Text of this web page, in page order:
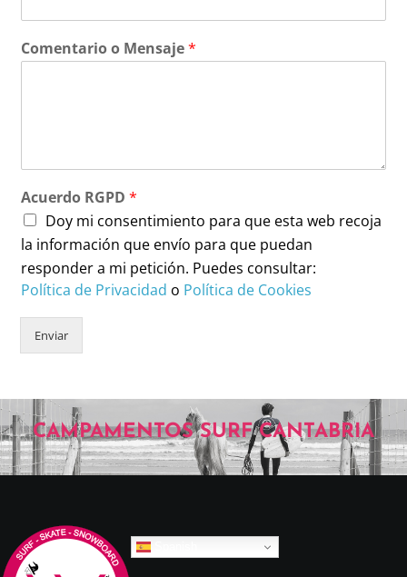
Comentario o Mensaje*
Acuerdo RGPD*
Doy mi consentimiento para que esta web recoja
la información que envío para que puedan
responder a mi petición. Puedes consultar:
Política de Privacidad o Política de Cookies
Enviar
CAMPAMENTOS SURF CANTABRIA